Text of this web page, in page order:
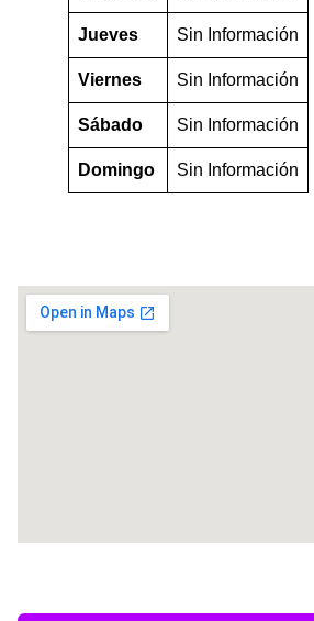
Jueves Sin Información
Viernes Sin Información
Sábado Sin Información
Domingo Sin Información